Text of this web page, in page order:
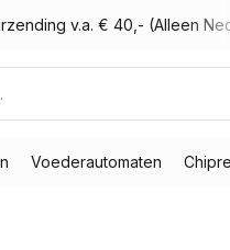
v.a. € 40,- (Alleen
Voederautomaten